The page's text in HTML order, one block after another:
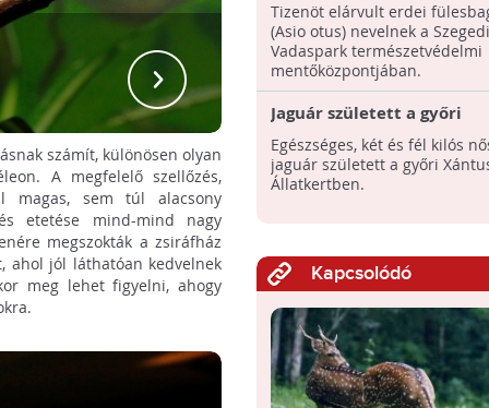
számít, különösen olyan
A megfelelő szellőzés,
magas, sem túl alacsony
etetése mind-mind nagy
megszokták a zsiráfház
ahol jól láthatóan kedvelnek
meg lehet figyelni, ahogy
Tizenöt elárvult erdei
(Asio otus) nevelnek a Szegedi
Vadaspark természetvédelmi
mentőközpontjában.
Jaguár született a győri
állatkertben
Egészséges, két és fél kilós
jaguár született a győri
Állatkertben.
Kapcsolódó